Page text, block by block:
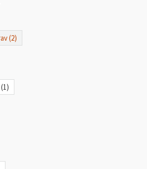
(2)